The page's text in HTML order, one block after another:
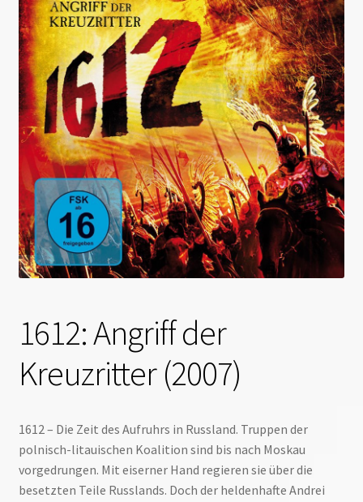
1612: Angriff der
Kreuzritter (2007)
1612 – Die Zeit des Aufruhrs in Russland. Truppen der
polnisch-litauischen Koalition sind bis nach Moskau
vorgedrungen. Mit eiserner Hand regieren sie über die
besetzten Teile Russlands. Doch der heldenhafte Andrei